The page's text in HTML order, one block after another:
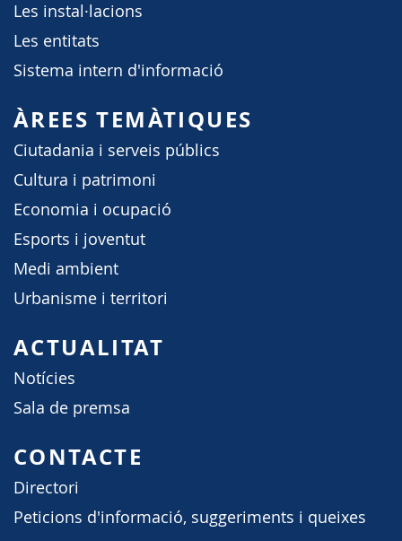
Les instal·lacions
Les entitats
Sistema intern d'informació
ÀREES TEMÀTIQUES
Ciutadania i serveis públics
Cultura i patrimoni
Economia i ocupació
Esports i joventut
Medi ambient
Urbanisme i territori
ACTUALITAT
Notícies
Sala de premsa
CONTACTE
Directori
Peticions d'informació, suggeriments i queixes